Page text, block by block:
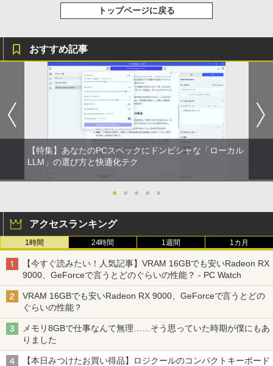
トップページに戻る
おすすめ記事
【特集】あなたのPCスペックにドンピシャな「ローカル
LLM」の選び方と快適化テク
● ● ● ● ●
アクセスランキング
1時間 24時間 1週間 1カ月
【今すぐ読みたい！人気記事】VRAM 16GBでも安いRadeon RX
9000、GeForceで言うとどのぐらいの性能？ - PC Watch
VRAM 16GBでも安いRadeon RX 9000、GeForceで言うとどの
ぐらいの性能？
メモリ8GBで仕事なんて無理……そう思っていた時期が僕にもあ
りました
【本日みつけたお買い得品】ロジクールのコンパクトキーボード